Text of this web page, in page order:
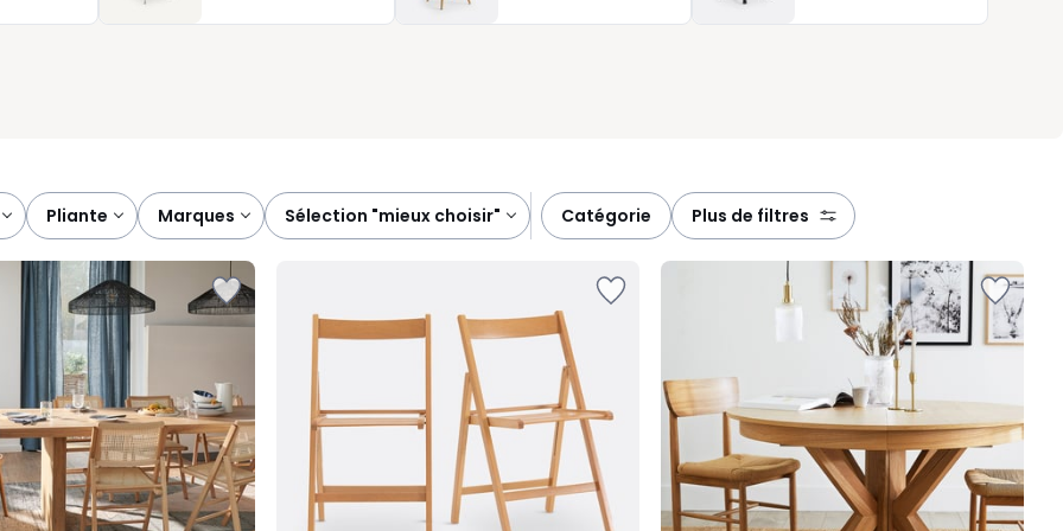
d’aménager un intérieur pratique, accueillant et facile à
pliante marques sélection "mieux choisir" catégorie plus de filtres